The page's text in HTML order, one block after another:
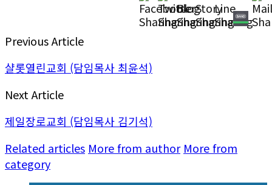
Previous Article
샬롯열린교회 (담임목사 최윤석)
Next Article
제일장로교회 (담임목사 김기석)
Related articles More from author More from
category